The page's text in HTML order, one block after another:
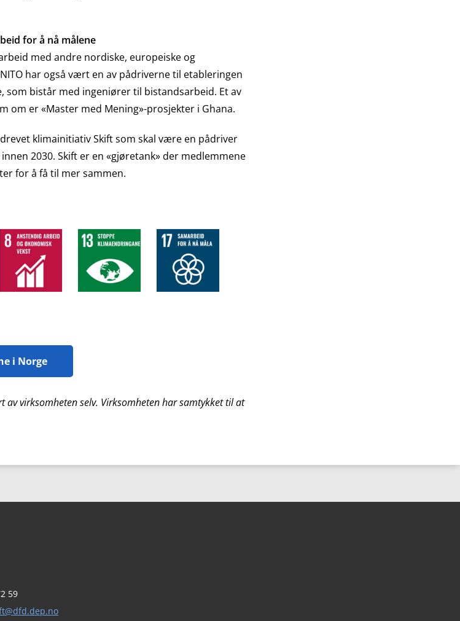
for å nå målene
med andre nordiske, europeiske og
har også vært en av pådriverne til etableringen
som bistår med ingeniører til bistandsarbeid. Et av
om er «Master med Mening»-prosjekter i Ghana.
klimainitiativ Skift som skal være en pådriver
2030. Skift er en «gjøretank» der medlemmene
for å få til mer sammen.
i Norge
av virksomheten selv. Virksomheten har samtykket til at
59